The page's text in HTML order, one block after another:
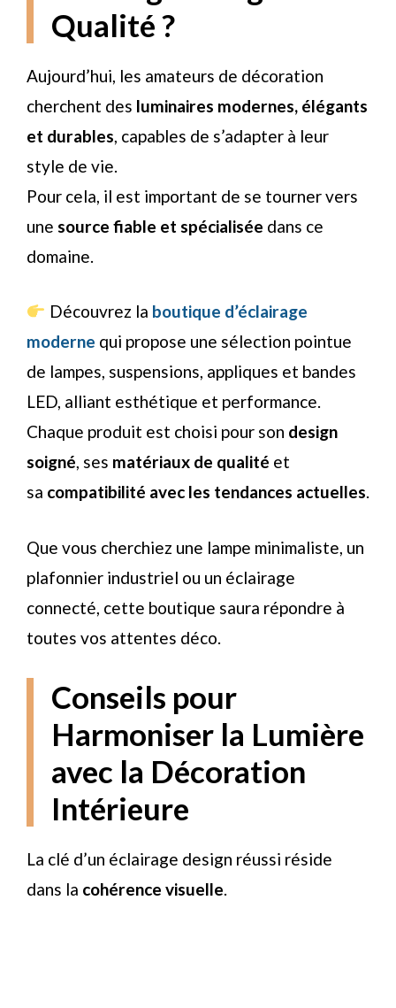
Qualité ?
Aujourd’hui, les amateurs de décoration
cherchent des luminaires modernes, élégants
et durables , capables de s’adapter à leur
style de vie.
Pour cela, il est important de se tourner vers
une source fiable et spécialisée dans ce
domaine.
Découvrez la boutique d’éclairage
moderne qui propose une sélection pointue
de lampes, suspensions, appliques et bandes
LED, alliant esthétique et performance.
Chaque produit est choisi pour son design
soigné, ses matériaux de qualité et
sa compatibilité avec les tendances actuelles.
Que vous cherchiez une lampe minimaliste, un
plafonnier industriel ou un éclairage
connecté, cette boutique saura répondre à
toutes vos attentes déco.
Conseils pour
Harmoniser la Lumière
avec la Décoration
Intérieure
La clé d’un éclairage design réussi réside
dans la cohérence visuelle.